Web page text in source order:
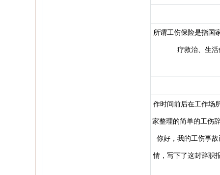
所谓工伤保险是指国
疗救治、生
作时间前后在工作场
家整理的简单的工伤
你好，我的工伤事
情，写下了这封辞职